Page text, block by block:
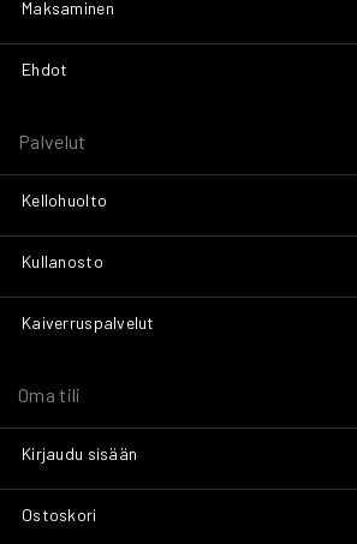
Maksaminen
Ehdot
Palvelut
Kellohuolto
Kullanosto
Kaiverruspalvelut
Oma tili
Kirjaudu sisään
Ostoskori